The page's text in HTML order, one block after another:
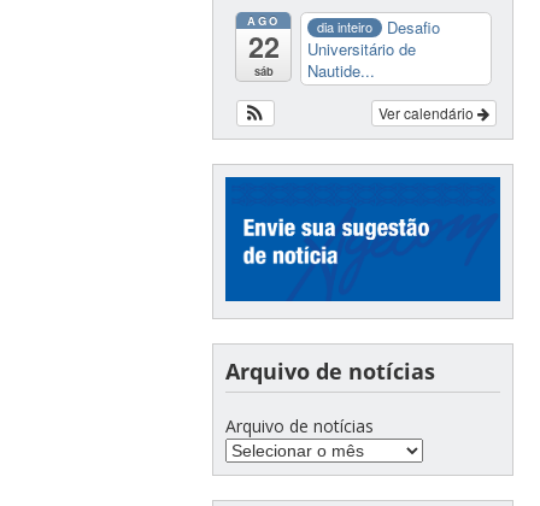
AGO
22
sáb
dia inteiro
Desafio
Universitário de
Nautide...
Ver calendário
Arquivo de notícias
Arquivo de notícias